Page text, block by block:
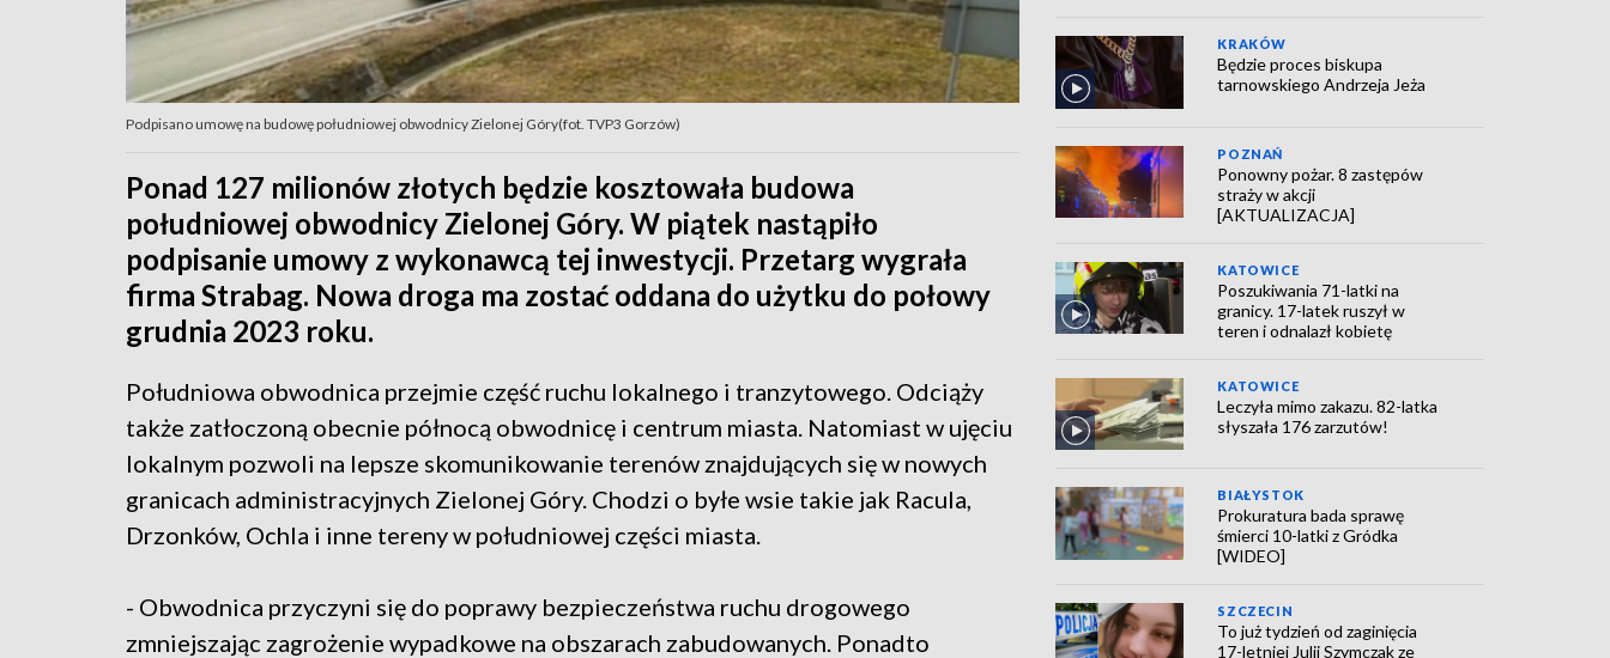
Podpisano umowę na budowę południowej obwodnicy Zielonej Góry(fot. TVP3 Gorzów)
Ponad 127 milionów złotych będzie kosztowała budowa
południowej obwodnicy Zielonej Góry. W piątek nastąpiło
podpisanie umowy z wykonawcą tej inwestycji. Przetarg wygrała
firma Strabag. Nowa droga ma zostać oddana do użytku do połowy
grudnia 2023 roku.
Południowa obwodnica przejmie część ruchu lokalnego i tranzytowego. Odciąży
także zatłoczoną obecnie północą obwodnicę i centrum miasta. Natomiast w ujęciu
lokalnym pozwoli na lepsze skomunikowanie terenów znajdujących się w nowych
granicach administracyjnych Zielonej Góry. Chodzi o byłe wsie takie jak Racula,
Drzonków, Ochla i inne tereny w południowej części miasta.
- Obwodnica przyczyni się do poprawy bezpieczeństwa ruchu drogowego
zmniejszając zagrożenie wypadkowe na obszarach zabudowanych. Ponadto
KRAKÓW
Będzie proces biskupa
tarnowskiego Andrzeja Jeża
POZNAŃ
Ponowny pożar. 8 zastępów
straży w akcji
[AKTUALIZACJA]
KATOWICE
Poszukiwania 71-latki na
granicy. 17-latek ruszył w
teren i odnalazł kobietę
KATOWICE
Leczyła mimo zakazu. 82-latka
słyszała 176 zarzutów!
BIAŁYSTOK
Prokuratura bada sprawę
śmierci 10-latki z Gródka
[WIDEO]
SZCZECIN
To już tydzień od zaginięcia
17-letniej Julii Szymczak ze